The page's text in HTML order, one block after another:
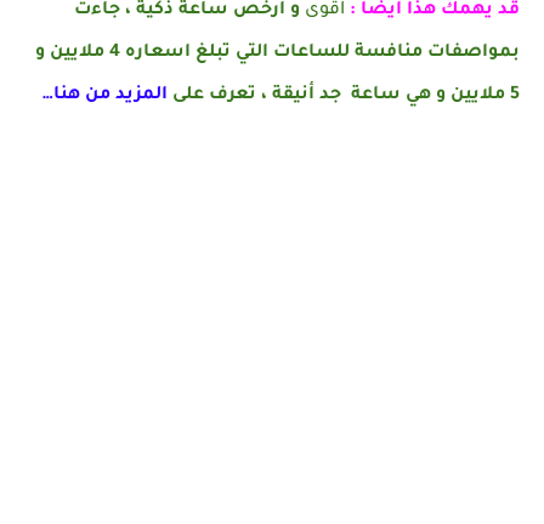
قد يهمك هذا أيضا : اقوى و ارخص ساعة ذكية ، جاءت
بمواصفات منافسة للساعات التي تبلغ اسعاره 4 ملايين و
5 ملايين و هي ساعة جد أنيقة ، تعرف على المزيد من هنا…